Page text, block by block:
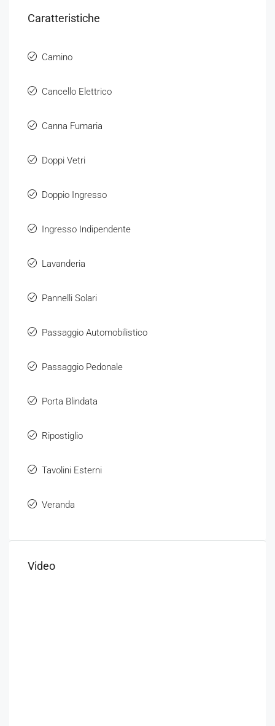
Caratteristiche
Camino
Cancello Elettrico
Canna Fumaria
Doppi Vetri
Doppio Ingresso
Ingresso Indipendente
Lavanderia
Pannelli Solari
Passaggio Automobilistico
Passaggio Pedonale
Porta Blindata
Ripostiglio
Tavolini Esterni
Veranda
Video